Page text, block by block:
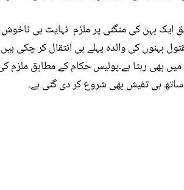
ایک بہن کی منگنی پر ملزم نہایت ہی
بہنوں کی والدہ پہلے ہی انتقال کر چکی
میں بھی رہتا ہے۔پولیس حکام کے مطابق ملزم
ہی تفیش بھی شروع کر دی گئی ہے۔